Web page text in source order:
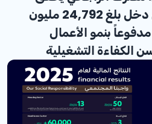
مليون
2025، مدفوعاً بنمو الأعمال
الكفاءة التشغيلية